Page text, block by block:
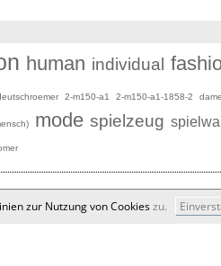
zur Nutzung von Cookieszu.
human individual
2-m150-a1 2-m150-a1-1858-2
mode spielzeug